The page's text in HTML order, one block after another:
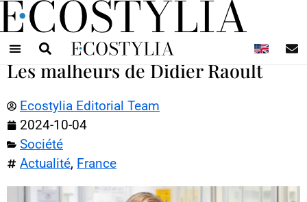
Les malheurs de Didier Raoult
Ecostylia Editorial Team
2024-10-04
Société
Actualité, France